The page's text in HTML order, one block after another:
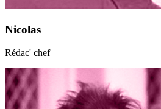
Nicolas
Rédac' chef